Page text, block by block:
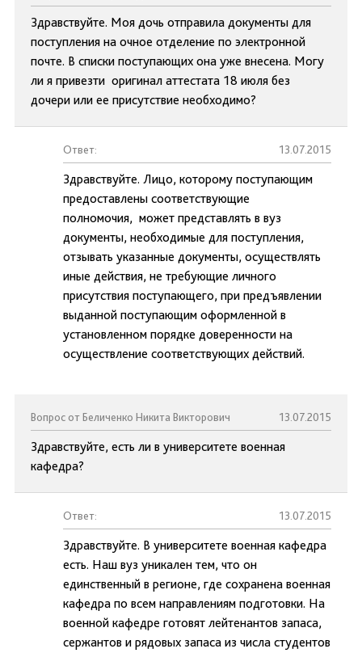
Здравствуйте. Моя дочь отправила документы для
поступления на очное отделение по электронной
почте. В списки поступающих она уже внесена. Могу
ли я привезти оригинал аттестата 18 июля без
дочери или ее присутствие необходимо?
Ответ: 13.07.2015
Здравствуйте. Лицо, которому поступающим
предоставлены соответствующие
полномочия, может представлять в вуз
документы, необходимые для поступления,
отзывать указанные документы, осуществлять
иные действия, не требующие личного
присутствия поступающего, при предъявлении
выданной поступающим оформленной в
установленном порядке доверенности на
осуществление соответствующих действий.
Вопрос от Беличенко Никита Викторович 13.07.2015
Здравствуйте, есть ли в университете военная
кафедра?
Ответ: 13.07.2015
Здравствуйте. В университете военная кафедра
есть. Наш вуз уникален тем, что он
единственный в регионе, где сохранена военная
кафедра по всем направлениям подготовки. На
военной кафедре готовят лейтенантов запаса,
сержантов и рядовых запаса из числа студентов